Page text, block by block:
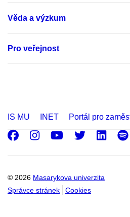
Věda a výzkum
Pro veřejnost
IS MU INET Portál pro
© 2026 Masarykova univerzita
Správce stránek
Cookies
Facebook
Instagram
Youtube